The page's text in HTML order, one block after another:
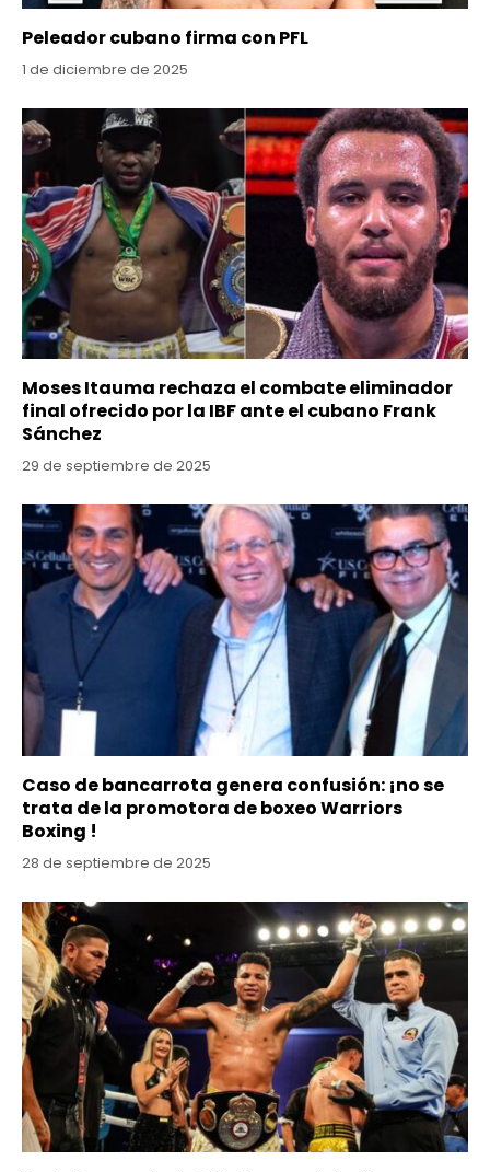
Peleador cubano firma con PFL
1 de diciembre de 2025
Moses Itauma rechaza el combate eliminador
final ofrecido por la IBF ante el cubano Frank
Sánchez
29 de septiembre de 2025
Caso de bancarrota genera confusión: ¡no se
trata de la promotora de boxeo Warriors
Boxing !
28 de septiembre de 2025